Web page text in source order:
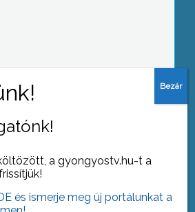
el a gyereket
a gyongyostv.hu-t a
és ismerje meg új portálunkat a